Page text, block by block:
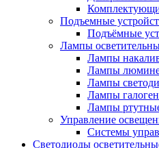
Подъемные
Подъёмные
Лампы
Лампы
Лампы
Лампы
Лампы
Лампы
Управление
Системы
Светодиоды